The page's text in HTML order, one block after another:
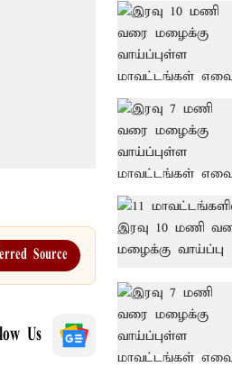
Source
Us